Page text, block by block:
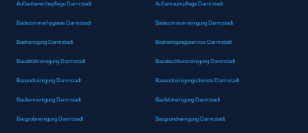
Außenbereichspflege Darmstadt Außenraumpflege Darmstadt
Badezimmerhygiene Darmstadt Badezimmerreinigung Darmstadt
Badreinigung Darmstadt Badreinigungsservice Darmstadt
Bauabfallreinigung Darmstadt Bauabschlussreinigung Darmstadt
Bauendreinigung Darmstadt Bauendreinigungsdienste Darmstadt
Baufeinreinigung Darmstadt Baufeldreinigung Darmstadt
Baugrobreinigung Darmstadt Baugrundreinigung Darmstadt